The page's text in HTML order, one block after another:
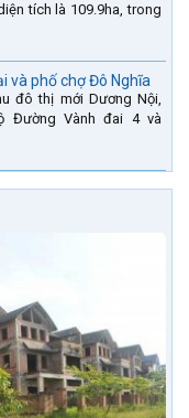
tích là 109.9ha, trong
và phố chợ Đô Nghĩa
đô thị mới Dương Nội,
Đường Vành đai 4 và